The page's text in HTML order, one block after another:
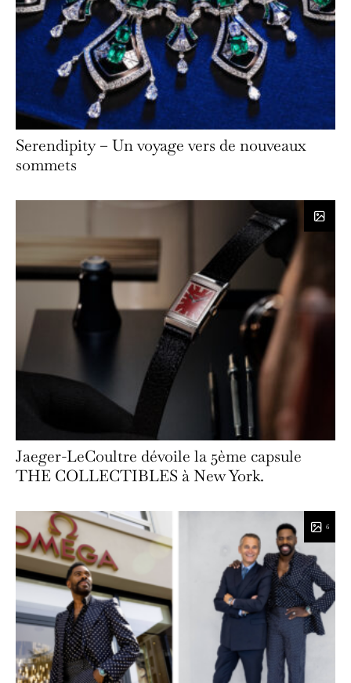
Serendipity – Un voyage vers de nouveaux
sommets
Jaeger-LeCoultre dévoile la 5ème capsule
THE COLLECTIBLES à New York.
6